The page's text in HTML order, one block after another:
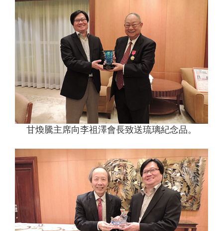
甘煥騰主席向李祖澤會長致送琉璃紀念品。